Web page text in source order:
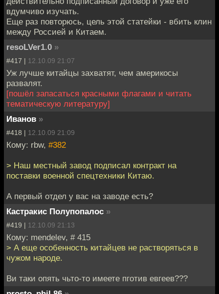
вдумчиво изучать.
Еще раз повторюсь, цель этой статейки - вбить клин
между Россией и Китаем.
resoLVer1.0 »
#417 | 12.10.09 21:07
Уж лучше китайцы захватят, чем америкосы
развалят.
[пошёл запасаться красными флагами и читать
тематическую литературу]
Иванов »
#418 | 12.10.09 21:09
Кому: rbw, #382
> Наш местный завод подписал контракт на
поставки военной спецтехники Китаю.
А первый отдел у вас на заводе есть?
Кастракис Полупопалос »
#419 | 12.10.09 21:13
Кому: mendelev, # 415
> А еще особенность китайцев не растворяться в
чужом народе.
Ви таки опять чьто-то имеете пготив евгеев???